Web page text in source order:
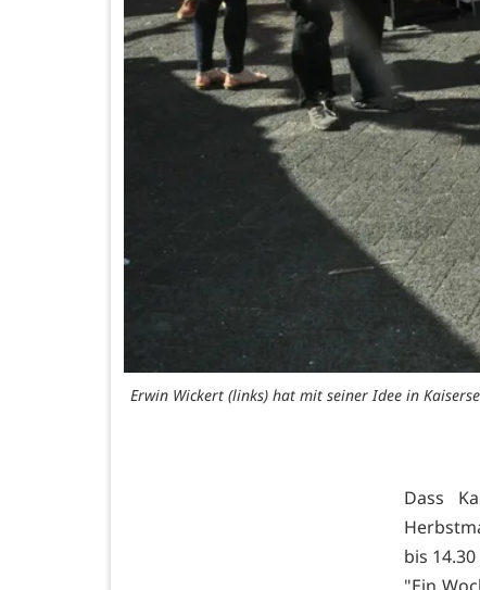
Erwin Wickert (links) hat mit seiner Idee in
Dass
bis